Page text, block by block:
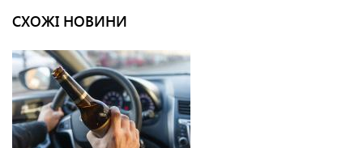
СХОЖІ НОВИНИ